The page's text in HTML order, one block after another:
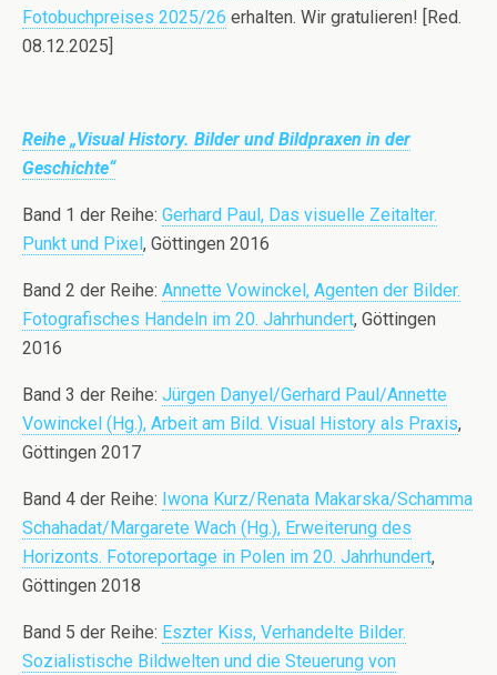
Fotobuchpreises 2025/26 erhalten. Wir gratulieren! [Red.
08.12.2025]
Reihe „Visual History. Bilder und Bildpraxen in der
Geschichte“
Band 1 der Reihe: Gerhard Paul, Das visuelle Zeitalter.
Punkt und Pixel, Göttingen 2016
Band 2 der Reihe: Annette Vowinckel, Agenten der Bilder.
Fotografisches Handeln im 20. Jahrhundert, Göttingen
2016
Band 3 der Reihe: Jürgen Danyel/Gerhard Paul/Annette
Vowinckel (Hg.), Arbeit am Bild. Visual History als Praxis,
Göttingen 2017
Band 4 der Reihe: Iwona Kurz/Renata Makarska/Schamma
Schahadat/Margarete Wach (Hg.), Erweiterung des
Horizonts. Fotoreportage in Polen im 20. Jahrhundert,
Göttingen 2018
Band 5 der Reihe: Eszter Kiss, Verhandelte Bilder.
Sozialistische Bildwelten und die Steuerung von